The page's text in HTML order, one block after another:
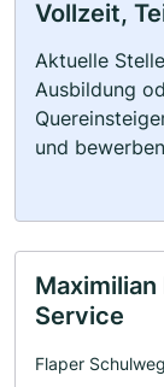
Vollzeit,
Aktuelle
Ausbildung
und
Service
Flaper